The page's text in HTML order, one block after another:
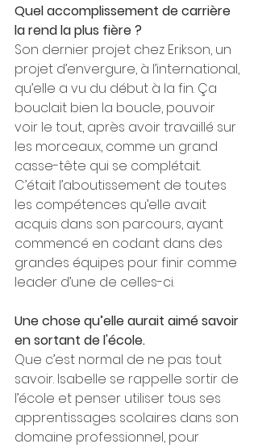
Quel accomplissement de carrière
la rend la plus fière ?
Son dernier projet chez Erikson, un
projet d’envergure, à l’international,
qu’elle a vu du début à la fin. Ça
bouclait bien la boucle, pouvoir
voir le tout, après avoir travaillé sur
les morceaux, comme un grand
casse-tête qui se complétait.
C’était l’aboutissement de toutes
les compétences qu’elle avait
acquis dans son parcours, ayant
commencé en codant dans des
grandes équipes pour finir comme
leader d’une de celles-ci.
Une chose qu’elle aurait aimé savoir
en sortant de l'école.
Que c’est normal de ne pas tout
savoir. Isabelle se rappelle sortir de
l’école et penser utiliser tous ses
apprentissages scolaires dans son
domaine professionnel, pour